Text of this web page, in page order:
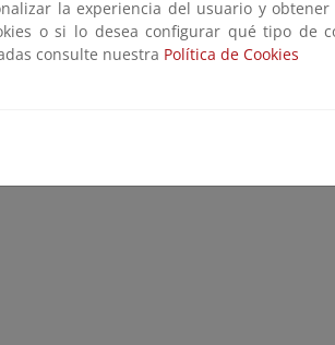
la experiencia del usuario y
o si lo desea configurar qué tipo de
consulte nuestra Política de Cookies